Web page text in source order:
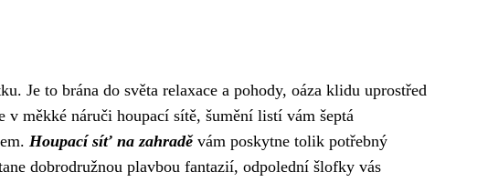
Je to brána do světa relaxace a pohody, oáza klidu uprostřed
v měkké náruči houpací sítě, šumění listí vám šeptá
Houpací síť na zahraděvám poskytne tolik potřebný
dobrodružnou plavbou fantazií, odpolední šlofky vás